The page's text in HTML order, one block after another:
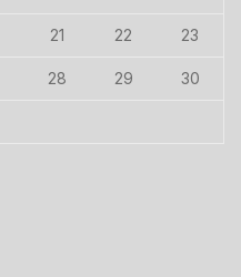
21 22 23
28 29 30